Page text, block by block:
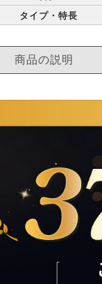
タイプ・特長
商品の説明